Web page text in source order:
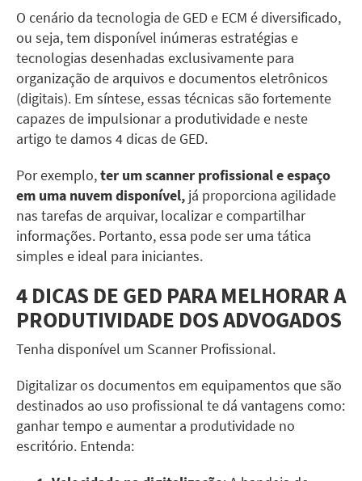
O cenário da tecnologia de GED e ECM é diversificado,
ou seja, tem disponível inúmeras estratégias e
tecnologias desenhadas exclusivamente para
organização de arquivos e documentos eletrônicos
(digitais). Em síntese, essas técnicas são fortemente
capazes de impulsionar a produtividade e neste
artigo te damos 4 dicas de GED.
Por exemplo,ter um scanner profissional e espaço
em uma nuvem disponível, já proporciona agilidade
nas tarefas de arquivar, localizar e compartilhar
informações. Portanto, essa pode ser uma tática
simples e ideal para iniciantes.
4 DICAS DE GED PARA MELHORAR A
PRODUTIVIDADE DOS ADVOGADOS
Tenha disponível um Scanner Profissional.
Digitalizar os documentos em equipamentos que são
destinados ao uso profissional te dá vantagens como:
ganhar tempo e aumentar a produtividade no
escritório. Entenda: